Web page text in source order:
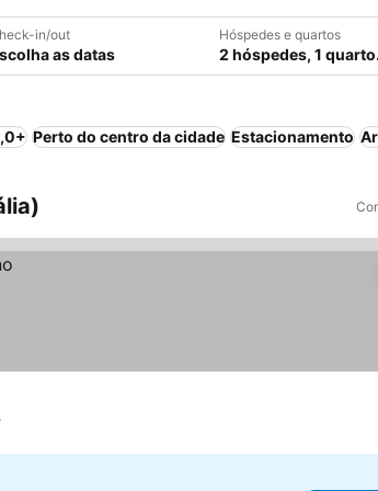
in/out
as datas
Hóspedes e quartos
2 hóspedes, 1 quarto.
Perto do centro da cidade Estacionamento